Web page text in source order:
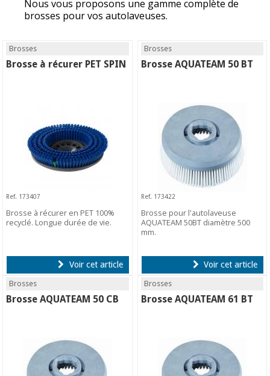
Nous vous proposons une gamme complète de
brosses pour vos autolaveuses.
Brosses
Brosse à récurer PET SPIN
Ref. 173407
Brosse à récurer en PET 100%
recyclé. Longue durée de vie.
Voir cet article
Brosses
Brosse AQUATEAM 50 BT
Ref. 173422
Brosse pour l'autolaveuse
AQUATEAM 50BT diamètre 500
mm.
Voir cet article
Brosses
Brosse AQUATEAM 50 CB
Brosses
Brosse AQUATEAM 61 BT